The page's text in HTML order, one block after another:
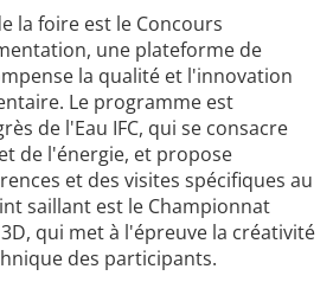
la foire est le Concours
une plateforme de
la qualité et l'innovation
Le programme est
de l'Eau IFC, qui se consacre
de l'énergie, et propose
et des visites spécifiques au
saillant est le Championnat
qui met à l'épreuve la créativité
des participants.